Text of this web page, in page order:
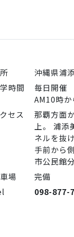
沖縄県浦
時間
毎日開催
AM10時
セス
那覇方面
上。 浦添
ネルを抜
手前から
市公民館
場
完備
098-877-